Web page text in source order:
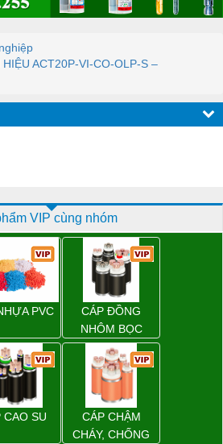
ACT20P-VI-CO-OLP-S –
VIP cùng nhóm
PVC
CÁP ĐỒNG
NHÔM BỌC
CAO SU
CÁP CHẬM
CHÁY, CHỐNG